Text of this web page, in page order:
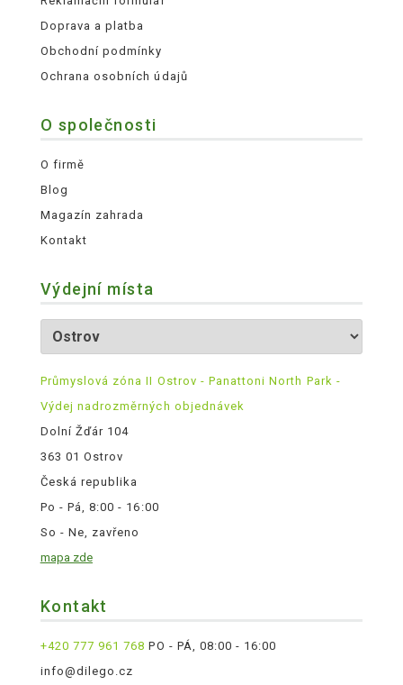
Doprava a platba
Obchodní podmínky
Ochrana osobních údajů
O společnosti
O firmě
Blog
Magazín zahrada
Kontakt
Výdejní místa
Průmyslová zóna II Ostrov - Panattoni North Park -
Výdej nadrozměrných objednávek
Dolní Žďár 104
363 01 Ostrov
Česká republika
Po - Pá, 8:00 - 16:00
So - Ne, zavřeno
mapa zde
Kontakt
+420 777 961 768 PO - PÁ, 08:00 - 16:00
info@dilego.cz